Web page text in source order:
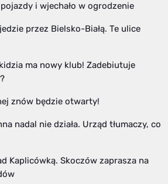
i wjechało w ogrodzenie
przez Bielsko-Białą. Te ulice
ma nowy klub! Zadebiutuje
znów będzie otwarty!
nadal nie działa. Urząd tłumaczy, co
Kaplicówką. Skoczów zaprasza na